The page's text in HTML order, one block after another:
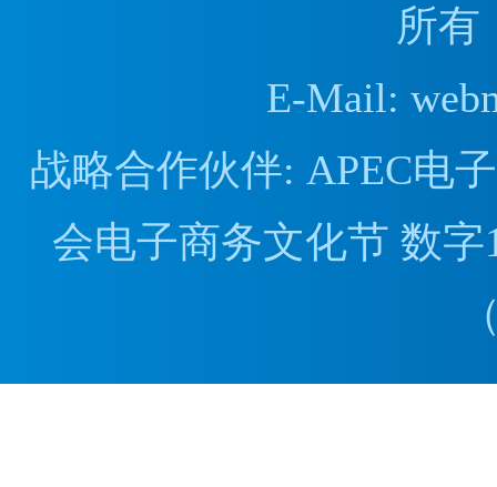
所有
E-Mail:
战略合作伙伴: APEC电
会电子商务文化节 数